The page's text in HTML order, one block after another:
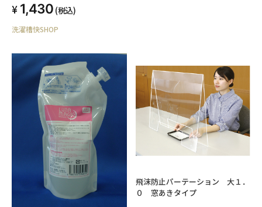
1,430 (税込)
洗濯槽快SHOP
飛沫防止パーテーション 大１．
０ 窓あきタイプ